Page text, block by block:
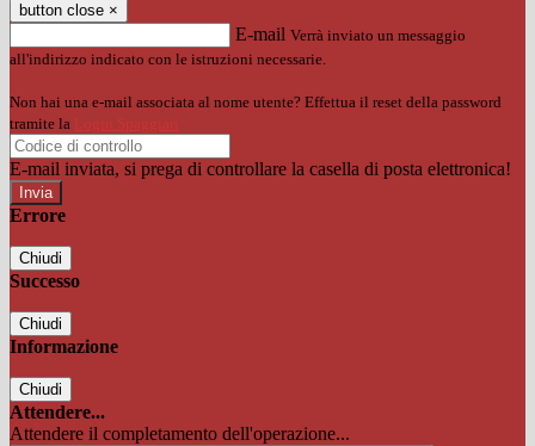
button close ×
E-mail Verrà inviato un messaggio
all'indirizzo indicato con le istruzioni necessarie.
Non hai una e-mail associata al nome utente? Effettua il reset della password
tramite la Login Spaggiari
E-mail inviata, si prega di controllare la casella di posta elettronica!
Errore
Chiudi
Successo
Chiudi
Informazione
Chiudi
Attendere...
Attendere il completamento dell'operazione...